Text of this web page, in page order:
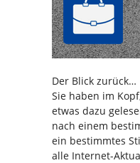
Der Blick zurück…
Sie haben im
etwas dazu
nach einem
ein bestimmtes
alle Internet-